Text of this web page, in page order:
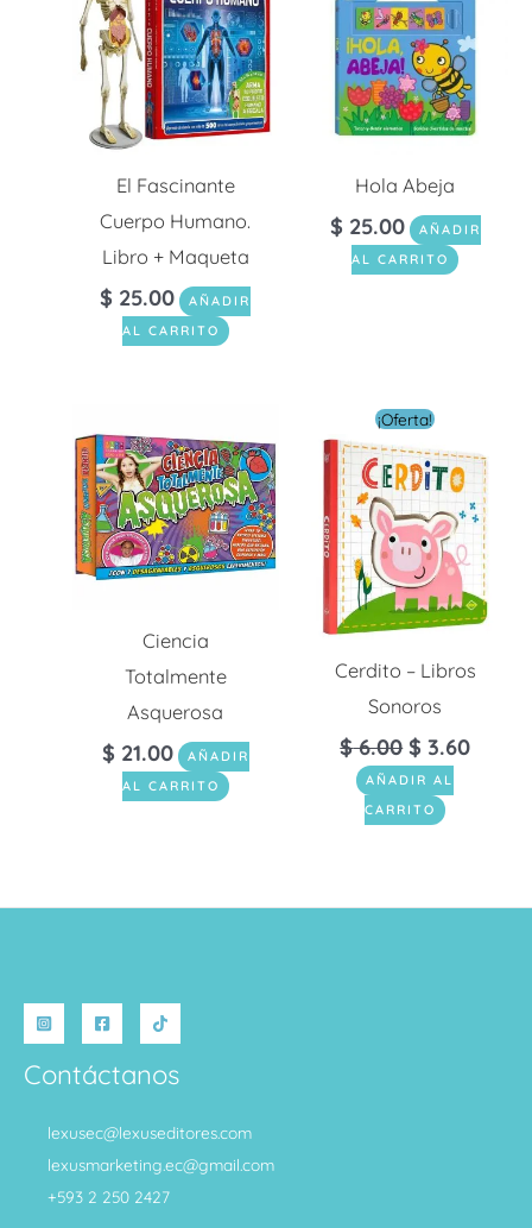
El Fascinante
Cuerpo Humano.
Libro + Maqueta
$ 25.00
AÑADIR
AL CARRITO
Hola Abeja
$ 25.00
AÑADIR
AL CARRITO
Ciencia
Totalmente
Asquerosa
$ 21.00
AÑADIR
AL CARRITO
¡Oferta!
Cerdito – Libros
Sonoros
$6.00
El
precio
original
era:
$ 6.00.
$ 3.60
es:
$
AÑADIR AL
CARRITO
Contáctanos
lexusec@lexuseditores.com
lexusmarketing.ec@gmail.com
+593 2 250 2427